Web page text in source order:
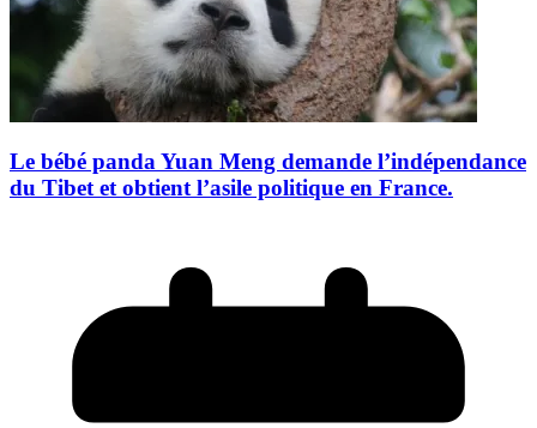
Le bébé panda Yuan Meng demande l’indépendance
du Tibet et obtient l’asile politique en France.